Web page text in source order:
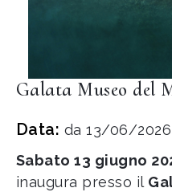
Galata Museo del
Data: da 13/06/
Sabato 13 giugno
inaugura presso il